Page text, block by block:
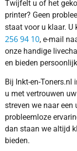
Twijfelt u of het
printer? Geen
staat voor u klaar. U
256 94 10, e-mail
onze handige
en bieden
Bij Inkt-en-Toners.nl
u met vertrouwen
streven we naar een
probleemloze
dan staan we altijd
bieden.